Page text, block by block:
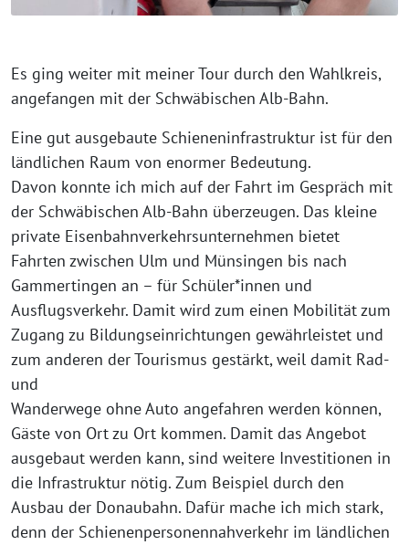
Es ging weiter mit meiner Tour durch den Wahlkreis,
angefangen mit der Schwäbischen Alb-Bahn.
Eine gut ausgebaute Schieneninfrastruktur ist für den
ländlichen Raum von enormer Bedeutung.
Davon konnte ich mich auf der Fahrt im Gespräch mit
der Schwäbischen Alb-Bahn überzeugen. Das kleine
private Eisenbahnverkehrsunternehmen bietet
Fahrten zwischen Ulm und Münsingen bis nach
Gammertingen an – für Schüler*innen und
Ausflugsverkehr. Damit wird zum einen Mobilität zum
Zugang zu Bildungseinrichtungen gewährleistet und
zum anderen der Tourismus gestärkt, weil damit Rad-
und
Wanderwege ohne Auto angefahren werden können,
Gäste von Ort zu Ort kommen. Damit das Angebot
ausgebaut werden kann, sind weitere Investitionen in
die Infrastruktur nötig. Zum Beispiel durch den
Ausbau der Donaubahn. Dafür mache ich mich stark,
denn der Schienenpersonennahverkehr im ländlichen